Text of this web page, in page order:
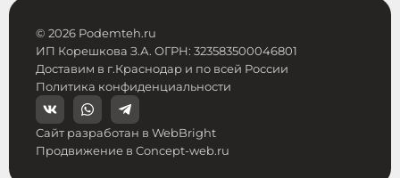
© 2026 Podemteh.ru
ИП Корешкова З.А. ОГРН: 323583500046801
Доставим в г.Краснодар и по всей России
Политика конфиденциальности
Сайт разработан в WebBright
Продвижение в Concept-web.ru